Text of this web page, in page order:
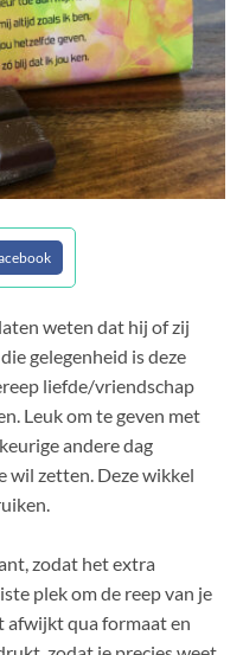
weten dat hij of zij
gelegenheid is deze
liefde/vriendschap
Leuk om te geven met
andere dag
wil zetten. Deze wikkel
zodat het extra
plek om de reep van je
afwijkt qua formaat en